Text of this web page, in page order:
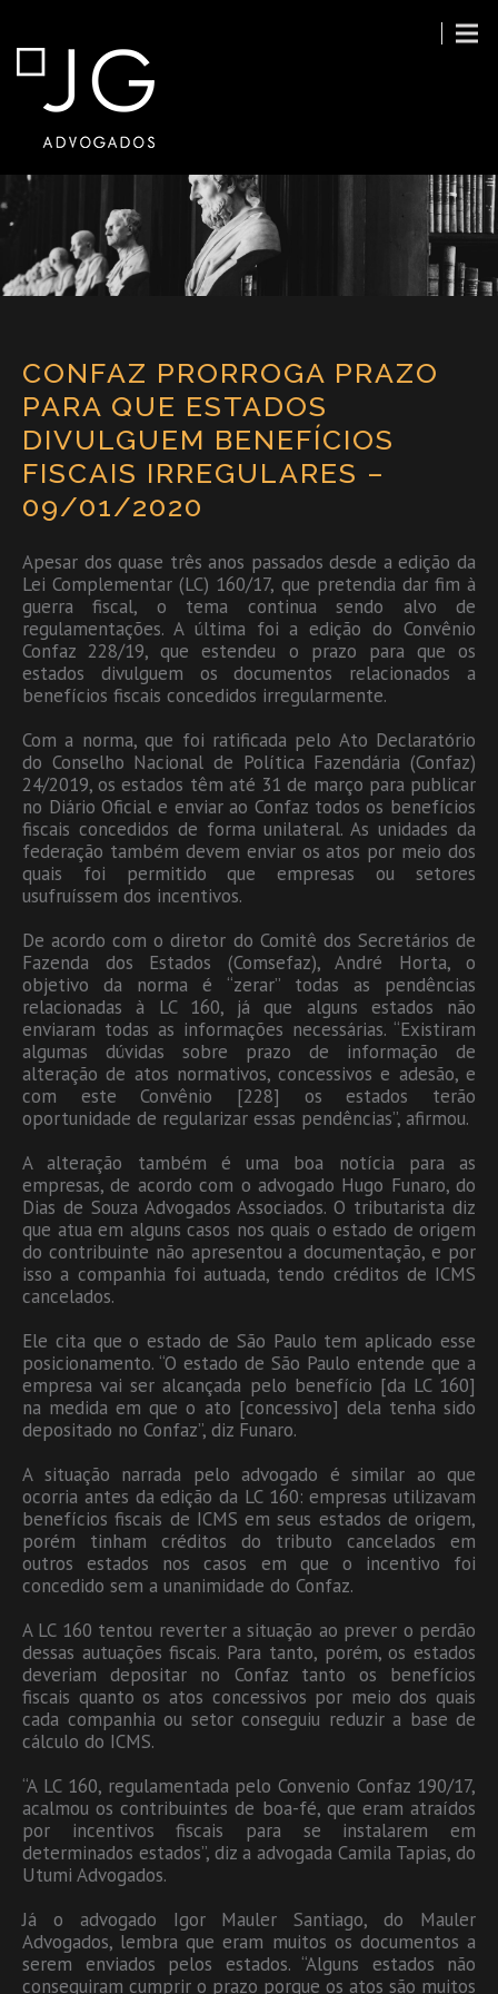
CONFAZ PRORROGA PRAZO
PARA QUE ESTADOS
DIVULGUEM BENEFÍCIOS
FISCAIS IRREGULARES –
09/01/2020
Apesar dos quase três anos passados desde a edição da
Lei Complementar (LC) 160/17, que pretendia dar fim à
guerra fiscal, o tema continua sendo alvo de
regulamentações. A última foi a edição do Convênio
Confaz 228/19, que estendeu o prazo para que os
estados divulguem os documentos relacionados a
benefícios fiscais concedidos irregularmente.
Com a norma, que foi ratificada pelo Ato Declaratório
do Conselho Nacional de Política Fazendária (Confaz)
24/2019, os estados têm até 31 de março para publicar
no Diário Oficial e enviar ao Confaz todos os benefícios
fiscais concedidos de forma unilateral. As unidades da
federação também devem enviar os atos por meio dos
quais foi permitido que empresas ou setores
usufruíssem dos incentivos.
De acordo com o diretor do Comitê dos Secretários de
Fazenda dos Estados (Comsefaz), André Horta, o
objetivo da norma é “zerar” todas as pendências
relacionadas à LC 160, já que alguns estados não
enviaram todas as informações necessárias. “Existiram
algumas dúvidas sobre prazo de informação de
alteração de atos normativos, concessivos e adesão, e
com este Convênio [228] os estados terão
oportunidade de regularizar essas pendências”, afirmou.
A alteração também é uma boa notícia para as
empresas, de acordo com o advogado Hugo Funaro, do
Dias de Souza Advogados Associados. O tributarista diz
que atua em alguns casos nos quais o estado de origem
do contribuinte não apresentou a documentação, e por
isso a companhia foi autuada, tendo créditos de ICMS
cancelados.
Ele cita que o estado de São Paulo tem aplicado esse
posicionamento. “O estado de São Paulo entende que a
empresa vai ser alcançada pelo benefício [da LC 160]
na medida em que o ato [concessivo] dela tenha sido
depositado no Confaz”, diz Funaro.
A situação narrada pelo advogado é similar ao que
ocorria antes da edição da LC 160: empresas utilizavam
benefícios fiscais de ICMS em seus estados de origem,
porém tinham créditos do tributo cancelados em
outros estados nos casos em que o incentivo foi
concedido sem a unanimidade do Confaz.
A LC 160 tentou reverter a situação ao prever o perdão
dessas autuações fiscais. Para tanto, porém, os estados
deveriam depositar no Confaz tanto os benefícios
fiscais quanto os atos concessivos por meio dos quais
cada companhia ou setor conseguiu reduzir a base de
cálculo do ICMS.
“A LC 160, regulamentada pelo Convenio Confaz 190/17,
acalmou os contribuintes de boa-fé, que eram atraídos
por incentivos fiscais para se instalarem em
determinados estados”, diz a advogada Camila Tapias, do
Utumi Advogados.
Já o advogado Igor Mauler Santiago, do Mauler
Advogados, lembra que eram muitos os documentos a
serem enviados pelos estados. “Alguns estados não
conseguiram cumprir o prazo porque os atos são muitos